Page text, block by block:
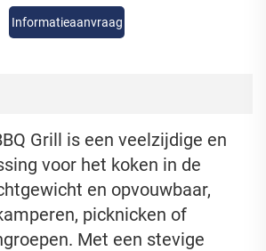
Informatieaanvraag
Grill is een veelzijdige en
voor het koken in de
en opvouwbaar,
picknicken of
Met een stevige